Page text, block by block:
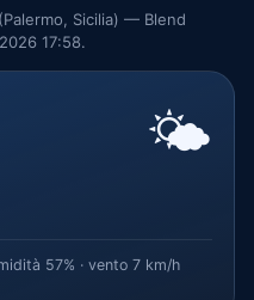
Sicilia) — Blend
17:58.
🌤️
57% · vento 7 km/h